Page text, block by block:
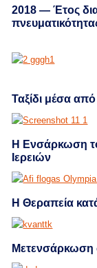
2018 — Έτος
Ταξίδι μέσα
Η Ενσάρκωση
Ιερειών
Η Θεραπεία